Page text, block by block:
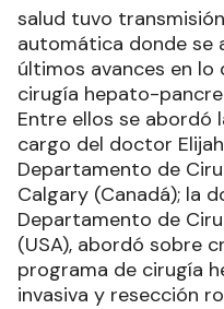
salud tuvo
automática donde se
últimos avances en lo
cirugía hepato-
Entre ellos se abordó
cargo del doctor
Departamento de
Calgary (Canadá); la
Departamento de
(USA), abordó sobre
programa de cirugía
invasiva y resección